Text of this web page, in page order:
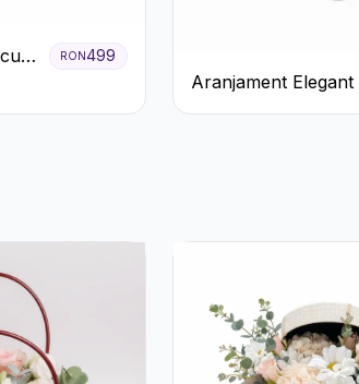
RON499
Aranjament Elegant
Prosecco și Flori